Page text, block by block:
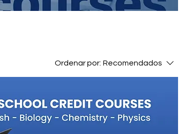
Ordenar por: Recomendados